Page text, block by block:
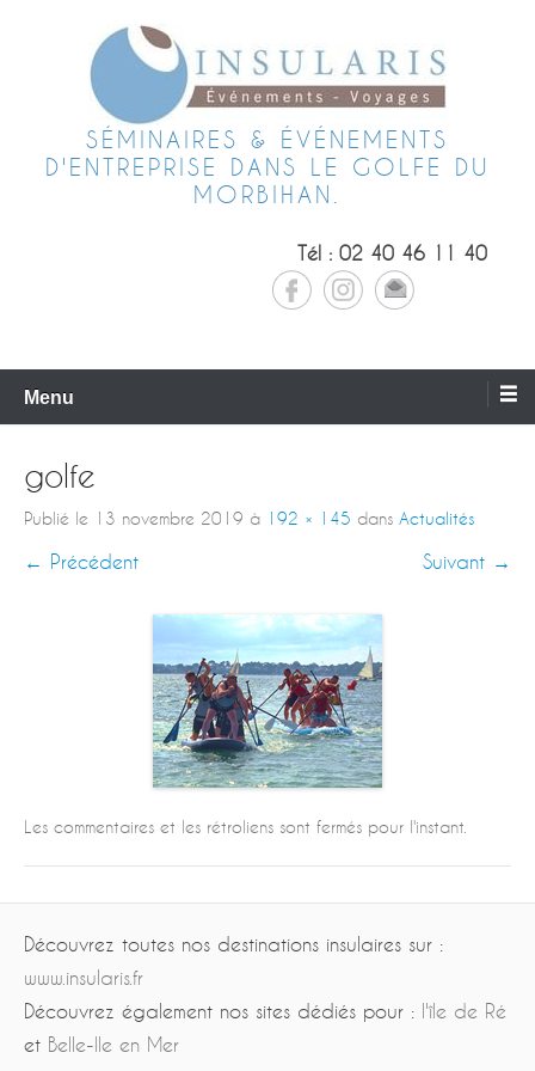
SÉMINAIRES & ÉVÉNEMENTS
D'ENTREPRISE DANS LE GOLFE DU
MORBIHAN.
Tél : 02 40 46 11 40
Menu
golfe
Publié le 13 novembre 2019 à 192 × 145 dans Actualités
← Précédent Suivant →
Les commentaires et les rétroliens sont fermés pour l'instant.
Découvrez toutes nos destinations insulaires sur :
www.insularis.fr
Découvrez également nos sites dédiés pour : l'île de Ré
et Belle-Ile en Mer